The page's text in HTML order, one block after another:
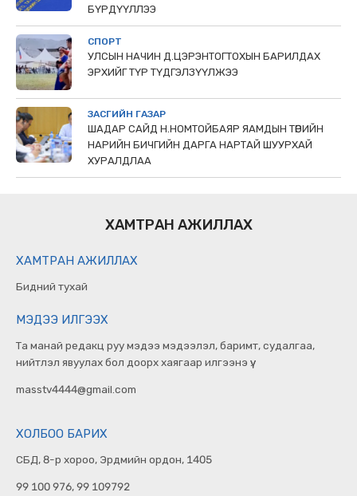
БҮРДҮҮЛЛЭЭ
СПОРТ
УЛСЫН НАЧИН Д.ЦЭРЭНТОГТОХЫН БАРИЛДАХ
ЭРХИЙГ ТҮР ТҮДГЭЛЗҮҮЛЖЭЭ
ЗАСГИЙН ГАЗАР
ШАДАР САЙД Н.НОМТОЙБАЯР ЯАМДЫН ТӨРИЙН
НАРИЙН БИЧГИЙН ДАРГА НАРТАЙ ШУУРХАЙ
ХУРАЛДЛАА
ХАМТРАН АЖИЛЛАХ
ХАМТРАН АЖИЛЛАХ
Бидний тухай
МЭДЭЭ ИЛГЭЭХ
Та манай редакц руу мэдээ мэдээлэл, баримт, судалгаа,
нийтлэл явуулах бол доорх хаягаар илгээнэ үү.
masstv4444@gmail.com
ХОЛБОО БАРИХ
СБД, 8-р хороо, Эрдмийн ордон, 1405
99 100 976, 99 109792